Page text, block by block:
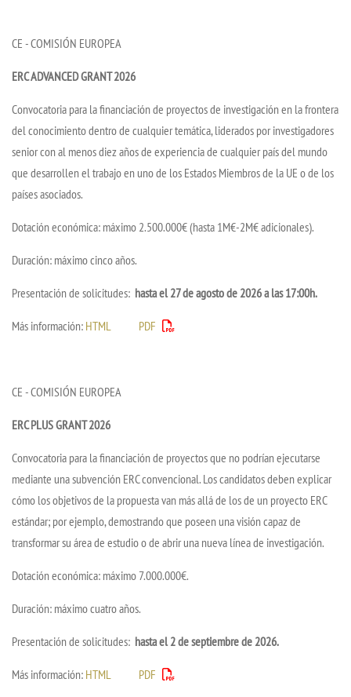
CE - COMISIÓN EUROPEA
ERC ADVANCED GRANT 2026
Convocatoria para la financiación de proyectos de investigación en la frontera
del conocimiento dentro de cualquier temática, liderados por investigadores
senior con al menos diez años de experiencia de cualquier país del mundo
que desarrollen el trabajo en uno de los Estados Miembros de la UE o de los
países asociados.
Dotación económica: máximo 2.500.000€ (hasta 1M€-2M€ adicionales).
Duración: máximo cinco años.
Presentación de solicitudes: hasta el 27 de agosto de 2026 a las 17:00h.
Más información: HTML PDF
CE - COMISIÓN EUROPEA
ERC PLUS GRANT 2026
Convocatoria para la financiación de proyectos que no podrían ejecutarse
mediante una subvención ERC convencional. Los candidatos deben explicar
cómo los objetivos de la propuesta van más allá de los de un proyecto ERC
estándar; por ejemplo, demostrando que poseen una visión capaz de
transformar su área de estudio o de abrir una nueva línea de investigación.
Dotación económica: máximo 7.000.000€.
Duración: máximo cuatro años.
Presentación de solicitudes: hasta el 2 de septiembre de 2026.
Más información: HTML PDF